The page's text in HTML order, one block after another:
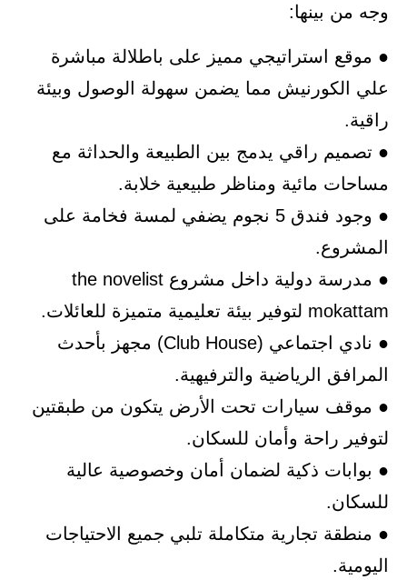
وجه من بينها:
● موقع استراتيجي مميز على باطلالة مباشرة
علي الكورنيش مما يضمن سهولة الوصول وبيئة
راقية.
● تصميم راقي يدمج بين الطبيعة والحداثة مع
مساحات مائية ومناظر طبيعية خلابة.
● وجود فندق 5 نجوم يضفي لمسة فخامة على
المشروع.
● مدرسة دولية داخل مشروع the novelist
mokattam لتوفير بيئة تعليمية متميزة للعائلات.
● نادي اجتماعي (Club House) مجهز بأحدث
المرافق الرياضية والترفيهية.
● موقف سيارات تحت الأرض يتكون من طبقتين
لتوفير راحة وأمان للسكان.
● بوابات ذكية لضمان أمان وخصوصية عالية
للسكان.
● منطقة تجارية متكاملة تلبي جميع الاحتياجات
اليومية.